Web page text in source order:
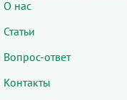
О нас
Статьи
Вопрос-ответ
Контакты